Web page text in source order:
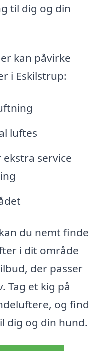
til dig og din
kan påvirke
i Eskilstrup:
luftes
service
du nemt finde
i dit område
der passer
Tag et kig på
og find
dig og din hund.